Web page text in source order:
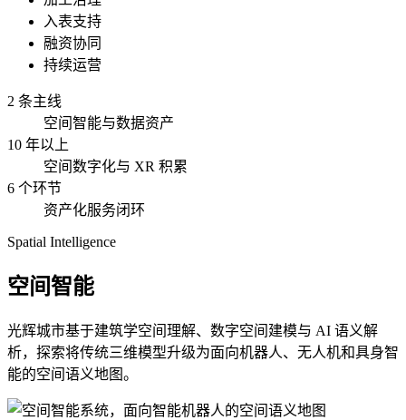
入表支持
融资协同
持续运营
2 条主线
空间智能与数据资产
10 年以上
空间数字化与 XR 积累
6 个环节
资产化服务闭环
Spatial Intelligence
空间智能
光辉城市基于建筑学空间理解、数字空间建模与 AI 语义解
析，探索将传统三维模型升级为面向机器人、无人机和具身智
能的空间语义地图。